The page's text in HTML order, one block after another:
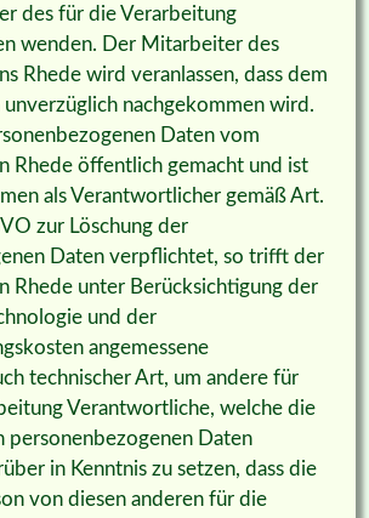
des für die Verarbeitung
wenden. Der Mitarbeiter des
Rhede wird veranlassen, dass dem
unverzüglich nachgekommen wird.
Daten vom
Rhede öffentlich gemacht und ist
als Verantwortlicher gemäß Art.
zur Löschung der
Daten verpflichtet, so trifft der
Rhede unter Berücksichtigung der
und der
angemessene
technischer Art, um andere für
Verantwortliche, welche die
Daten
in Kenntnis zu setzen, dass die
von diesen anderen für die